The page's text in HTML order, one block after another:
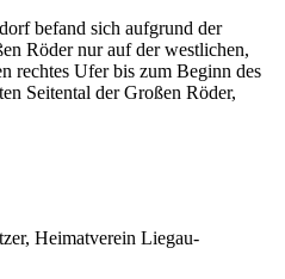
befand sich aufgrund der
Röder nur auf der westlichen,
rechtes Ufer bis zum Beginn des
Seitental der Großen Röder,
Heimatverein Liegau-